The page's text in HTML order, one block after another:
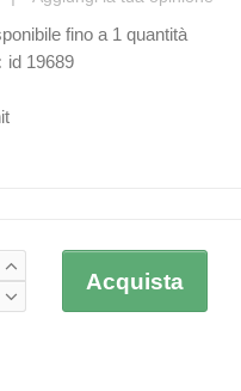
fino a 1 quantità
id 19689
Acquista